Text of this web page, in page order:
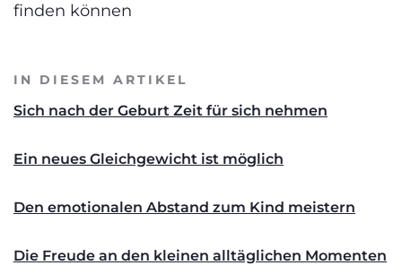
finden können
IN DIESEM ARTIKEL
Sich nach der Geburt Zeit für sich nehmen
Ein neues Gleichgewicht ist möglich
Den emotionalen Abstand zum Kind meistern
Die Freude an den kleinen alltäglichen Momenten